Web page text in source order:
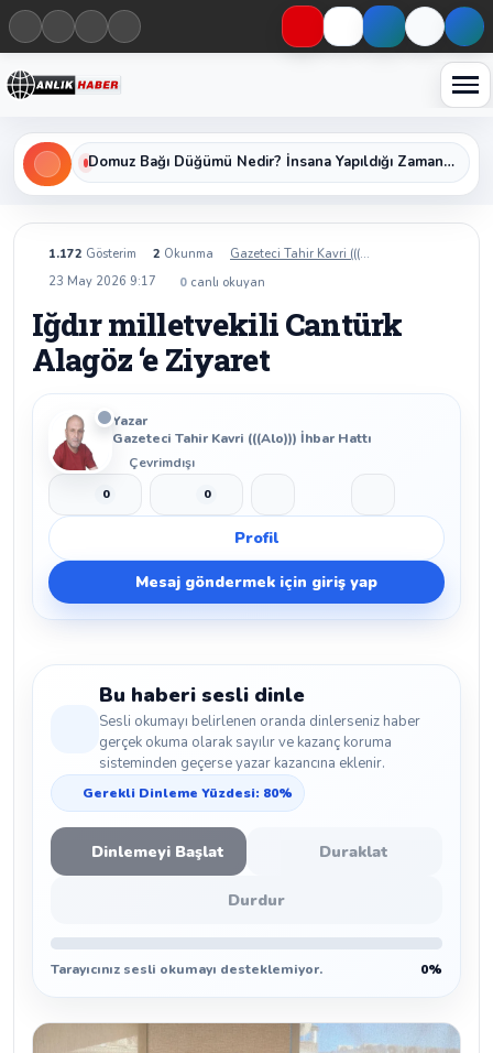
Haberleri keşfet
Domuz Bağı Düğümü Nedir? İnsana Yapıldığı Zaman Yavaş Yavaş Öldüren Ölümcül Düğümün Kan Donduran Gerçekleri
1.172 Gösterim 2 Okunma
Gazeteci Tahir Kavri (((Alo))) İhbar Hattı
23 May 2026 9:17
0canlı okuyan
Iğdır milletvekili Cantürk
Alagöz ‘e Ziyaret
Yazar
Gazeteci Tahir Kavri (((Alo))) İhbar Hattı
Çevrimdışı
Beğen
0 Beğenmeme
0
Profil
Mesaj göndermek için giriş yap
Bu haberi sesli dinle
Sesli okumayı belirlenen oranda dinlerseniz haber
gerçek okuma olarak sayılır ve kazanç koruma
sisteminden geçerse yazar kazancına eklenir.
Gerekli Dinleme Yüzdesi: 80%
Dinlemeyi Başlat Duraklat
Durdur
Tarayıcınız sesli okumayı desteklemiyor. 0%